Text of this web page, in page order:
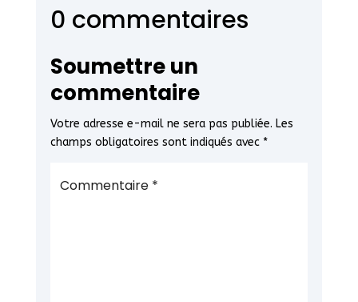
0 commentaires
Soumettre un
commentaire
Votre adresse e-mail ne sera pas publiée. Les
champs obligatoires sont indiqués avec *